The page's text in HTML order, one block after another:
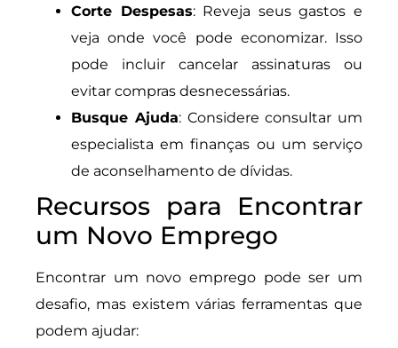
Corte Despesas: Reveja seus gastos e
veja onde você pode economizar. Isso
pode incluir cancelar assinaturas ou
evitar compras desnecessárias.
Busque Ajuda: Considere consultar um
especialista em finanças ou um serviço
de aconselhamento de dívidas.
Recursos para Encontrar
um Novo Emprego
Encontrar um novo emprego pode ser um
desafio, mas existem várias ferramentas que
podem ajudar: